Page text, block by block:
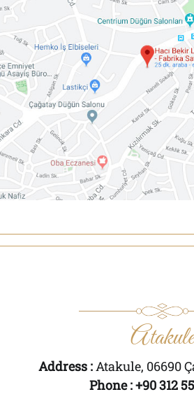
Atakule
Address : Atakule, 06690
Phone : +90 312